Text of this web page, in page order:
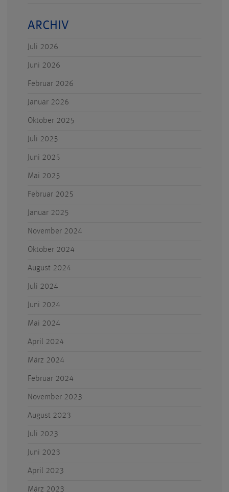
ARCHIV
Juli 2026
Juni 2026
Februar 2026
Januar 2026
Oktober 2025
Juli 2025
Juni 2025
Mai 2025
Februar 2025
Januar 2025
November 2024
Oktober 2024
August 2024
Juli 2024
Juni 2024
Mai 2024
April 2024
März 2024
Februar 2024
November 2023
August 2023
Juli 2023
Juni 2023
April 2023
März 2023